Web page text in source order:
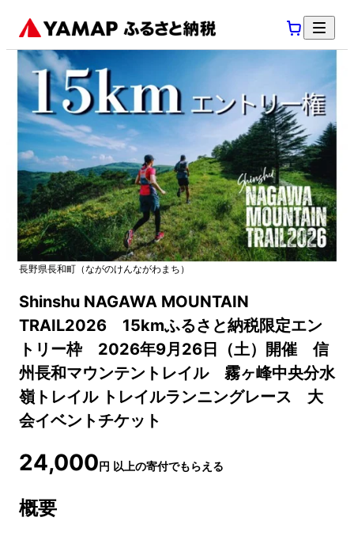
長野県長和町 （ながのけんながわまち ）
Shinshu NAGAWA MOUNTAIN
TRAIL2026 15kmふるさと納税限定エン
トリー枠 2026年9月26日（土）開催 信
州長和マウンテントレイル 霧ヶ峰中央分水
嶺トレイル トレイルランニングレース 大
会イベントチケット
24,000円 以上の寄付でもらえる
概要